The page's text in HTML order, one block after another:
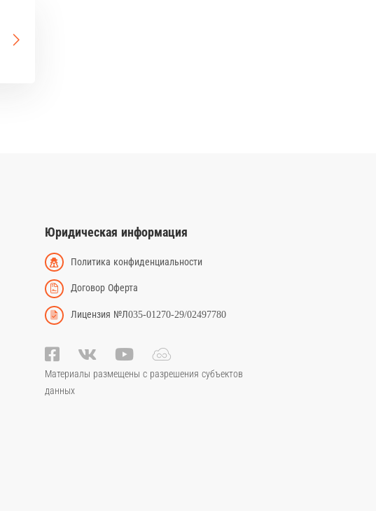
Юридическая информация
Политика конфиденциальности
Договор Оферта
Лицензия №Л035-01270-29/02497780
Материалы размещены с разрешения субъектов
данных